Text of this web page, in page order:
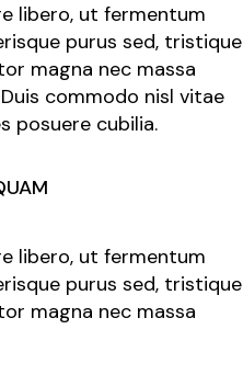
libero, ut fermentum
purus sed, tristique
magna nec massa
commodo nisl vitae
posuere cubilia.
libero, ut fermentum
purus sed, tristique
magna nec massa